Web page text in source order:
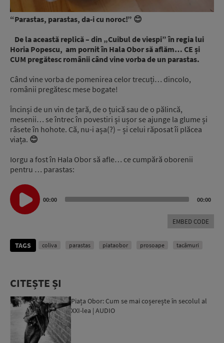
“Parastas, parastas, da-i cu noroc!” 😊
De la această replică – din „Cuibul de viespi” în regia lui
Horia Popescu, am pornit în Hala Obor să aflăm… CE și
CUM pregătesc românii când vine vorba de un parastas.
Când vine vorba de pomenirea celor trecuți… dincolo,
românii pregătesc mese bogate!
Încinși de un vin de țară, de o țuică sau de o pălincă,
mesenii… se întrec în povestiri și ușor se ajunge la glume și
râsete în hohote. Că, nu-i așa(?) – și celui răposat îi plăcea
viața. 😊
Iorgu a fost în Hala Obor să afle… ce cumpără oborenii
pentru … parastas:
Audio
Player
00:00 00:00
EMBED CODE
TAGS coliva parastas piataobor prosoape tacâmuri
CITEȘTE ȘI
Piața Obor: Cum se mai coșerește în secolul al
XXI-lea | AUDIO